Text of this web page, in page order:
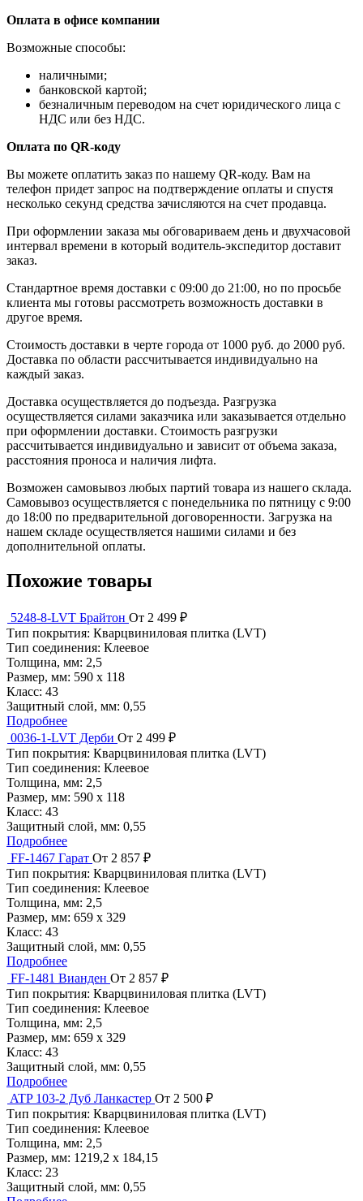
Оплата в офисе компании
Возможные способы:
наличными;
банковской картой;
безналичным переводом на счет юридического лица с
НДС или без НДС.
Оплата по QR-коду
Вы можете оплатить заказ по нашему QR-коду. Вам на
телефон придет запрос на подтверждение оплаты и спустя
несколько секунд средства зачисляются на счет продавца.
При оформлении заказа мы обговариваем день и двухчасовой
интервал времени в который водитель-экспедитор доставит
заказ.
Стандартное время доставки с 09:00 до 21:00, но по просьбе
клиента мы готовы рассмотреть возможность доставки в
другое время.
Стоимость доставки в черте города от 1000 руб. до 2000 руб.
Доставка по области рассчитывается индивидуально на
каждый заказ.
Доставка осуществляется до подъезда. Разгрузка
осуществляется силами заказчика или заказывается отдельно
при оформлении доставки. Стоимость разгрузки
рассчитывается индивидуально и зависит от объема заказа,
расстояния проноса и наличия лифта.
Возможен самовывоз любых партий товара из нашего склада.
Самовывоз осуществляется с понедельника по пятницу с 9:00
до 18:00 по предварительной договоренности. Загрузка на
нашем складе осуществляется нашими силами и без
дополнительной оплаты.
Похожие товары
5248-8-LVT Брайтон От 2 499 ₽
Тип покрытия: Кварцвиниловая плитка (LVT)
Тип соединения: Клеевое
Толщина, мм: 2,5
Размер, мм: 590 х 118
Класс: 43
Защитный слой, мм: 0,55
Подробнее
0036-1-LVT Дерби От 2 499 ₽
Тип покрытия: Кварцвиниловая плитка (LVT)
Тип соединения: Клеевое
Толщина, мм: 2,5
Размер, мм: 590 х 118
Класс: 43
Защитный слой, мм: 0,55
Подробнее
FF-1467 Гарат От 2 857 ₽
Тип покрытия: Кварцвиниловая плитка (LVT)
Тип соединения: Клеевое
Толщина, мм: 2,5
Размер, мм: 659 х 329
Класс: 43
Защитный слой, мм: 0,55
Подробнее
FF-1481 Вианден От 2 857 ₽
Тип покрытия: Кварцвиниловая плитка (LVT)
Тип соединения: Клеевое
Толщина, мм: 2,5
Размер, мм: 659 х 329
Класс: 43
Защитный слой, мм: 0,55
Подробнее
ATP 103-2 Дуб Ланкастер От 2 500 ₽
Тип покрытия: Кварцвиниловая плитка (LVT)
Тип соединения: Клеевое
Толщина, мм: 2,5
Размер, мм: 1219,2 х 184,15
Класс: 23
Защитный слой, мм: 0,55